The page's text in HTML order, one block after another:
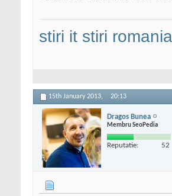
stiri it stiri romania
15th January 2013, 20:13
Dragos Bunea
Membru SeoPedia
Reputatie: 52